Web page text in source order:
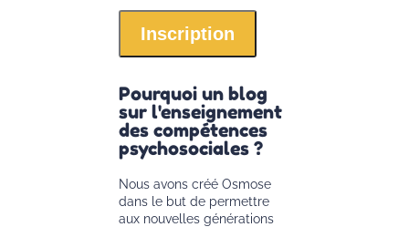
Pourquoi un blog
sur l'enseignement
des compétences
psychosociales ?
Nous avons créé Osmose
dans le but de permettre
aux nouvelles générations